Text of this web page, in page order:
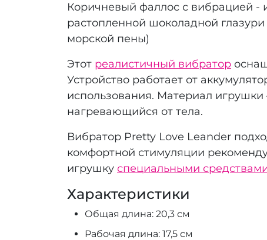
Коричневый фаллос с вибрацией -
растопленной шоколадной
морской пены)
Этот реалистичный вибратор
Устройство работает от
использования. Материал
нагревающийся от тела.
Вибратор Pretty Love Leander
комфортной стимуляции
игрушку специальными
Характеристики
Общая длина: 20,3 см
Рабочая длина: 17,5 см